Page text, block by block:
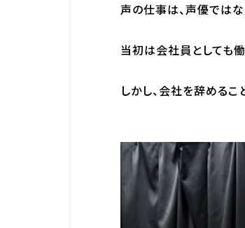
声の仕事は、声優ではな
当初は会社員としても
しかし、会社を辞める